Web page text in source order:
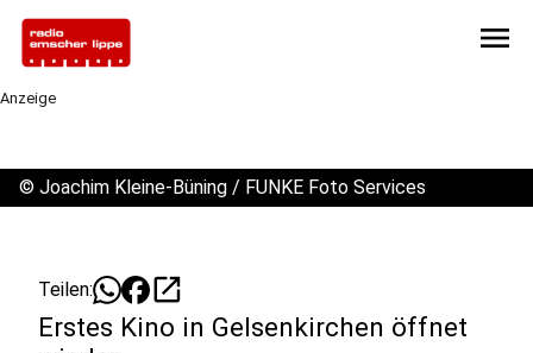
menu
Anzeige
© Joachim Kleine-Büning / FUNKE Foto Services
Teilen: open_in_new
Erstes Kino in Gelsenkirchen öffnet